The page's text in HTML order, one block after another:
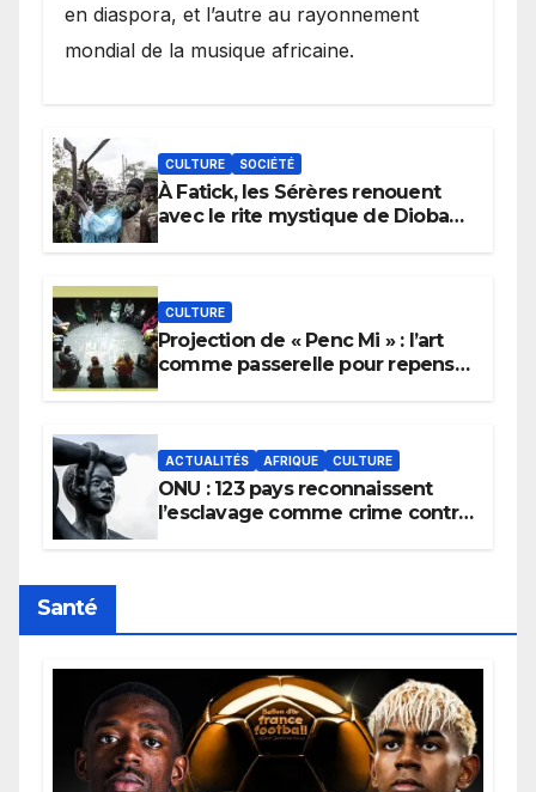
en diaspora, et l’autre au rayonnement
mondial de la musique africaine.
CULTURE SOCIÉTÉ
À Fatick, les Sérères renouent
avec le rite mystique de Diobaye
CULTURE
Projection de « Penc Mi » : l’art
comme passerelle pour repenser
ACTUALITÉS AFRIQUE CULTURE
ONU : 123 pays reconnaissent
l’esclavage comme crime contre
Santé